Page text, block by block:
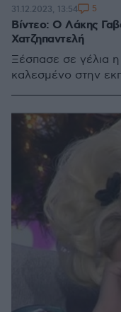
Βίντεο: Ο Λάκης
Χατζηπαντελή
Ξέσπασε σε γέλια
καλεσμένο στην
31.12.2023, 13:54 5